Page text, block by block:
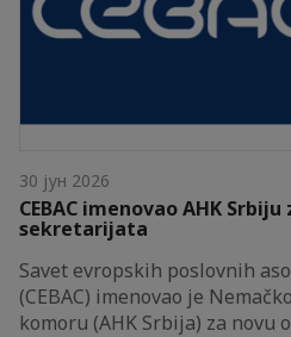
30 јун 2026
CEBAC imenovao AHK
sekretarijata
Savet evropskih poslovnih
(CEBAC) imenovao je
komoru (AHK Srbija) za novu